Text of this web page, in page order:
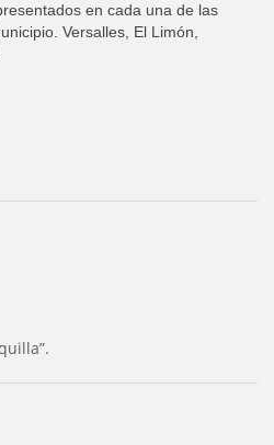
en cada una de las
Versalles, El Limón,